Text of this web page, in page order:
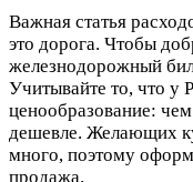
Важная статья
это дорога. Чтобы
железнодорожный
Учитывайте то, что у
ценообразование:
дешевле. Желающих
много, поэтому
продажа.